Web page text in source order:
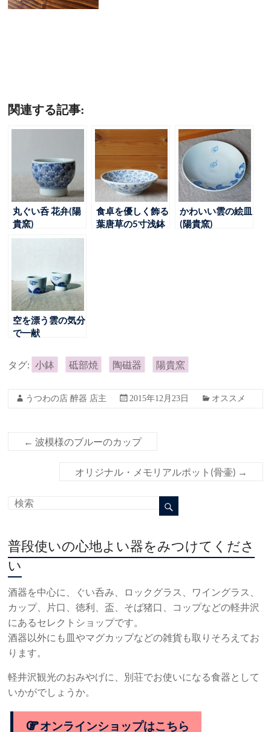
関連する記事:
丸ぐい呑 花弁(陽
貴窯)
食卓を優しく飾る
葉唐草の5寸浅鉢
かわいい雲の絵皿
(陽貴窯)
空を漂う雲の気分
で一献
タグ: 小鉢 砥部焼 陶磁器 陽貴窯
うつわの店 醉器 店主 2015年12月23日 オススメ
← 波模様のブルーのカップ
オリジナル・メモリアルポット(骨壷) →
普段使いの心地よい器をみつけてくださ
い
酒器を中心に、ぐい呑み、ロックグラス、ワイングラス、
カップ、片口、徳利、盃、そば猪口、コップなどの軽井沢
にあるセレクトショップです。
酒器以外にも皿やマグカップなどの雑貨も取りそろえてお
ります。
軽井沢観光のおみやげに、別荘でお使いになる食器として
いかがでしょうか。
オンラインショップはこちら